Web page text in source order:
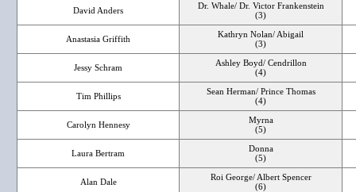
David Anders
Dr. Whale/ Dr. Victor Frankenstein
(3)
Anastasia Griffith
Kathryn Nolan/ Abigail
(3)
Jessy Schram
Ashley Boyd/ Cendrillon
(4)
Tim Phillips
Sean Herman/ Prince Thomas
(4)
Carolyn Hennesy
Myrna
(5)
Laura Bertram
Donna
(5)
Alan Dale
Roi George/ Albert Spencer
(6)